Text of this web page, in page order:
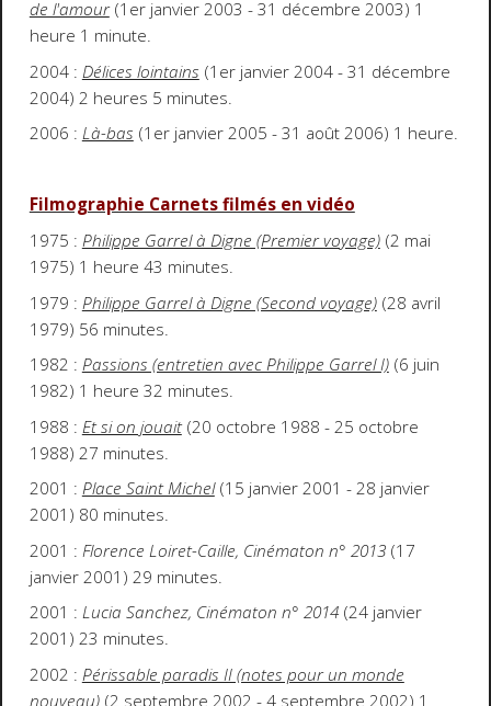
de l'amour(1er janvier 2003 - 31 décembre 2003) 1
heure 1 minute.
2004 : Délices lointains (1er janvier 2004 - 31 décembre
2004) 2 heures 5 minutes.
2006 : Là-bas (1er janvier 2005 - 31 août 2006) 1 heure.
Filmographie Carnets filmés en vidéo
1975 : Philippe Garrel à Digne (Premier voyage)(2 mai
1975) 1 heure 43 minutes.
1979 : Philippe Garrel à Digne (Second voyage)(28 avril
1979) 56 minutes.
1982 : Passions (entretien avec Philippe Garrel I)(6 juin
1982) 1 heure 32 minutes.
1988 : Et si on jouait(20 octobre 1988 - 25 octobre
1988) 27 minutes.
2001 : Place Saint Michel(15 janvier 2001 - 28 janvier
2001) 80 minutes.
2001 : Florence Loiret-Caille, Cinématon n° 2013(17
janvier 2001) 29 minutes.
2001 : Lucia Sanchez, Cinématon n° 2014(24 janvier
2001) 23 minutes.
2002 : Périssable paradis II (notes pour un monde
nouveau)(2 septembre 2002 - 4 septembre 2002) 1